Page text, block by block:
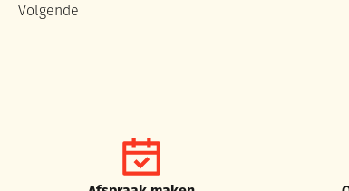
Volgende